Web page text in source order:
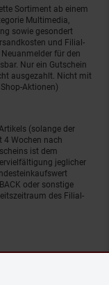
Sortiment ab einem
Multimedia,
sowie gesondert
und Filial-
für den
Nur ein Gutschein
ausgezahlt. Nicht mit
Aktionen)
(solange der
4 Wochen nach
ist dem
jeglicher
oder sonstige
des Filial-